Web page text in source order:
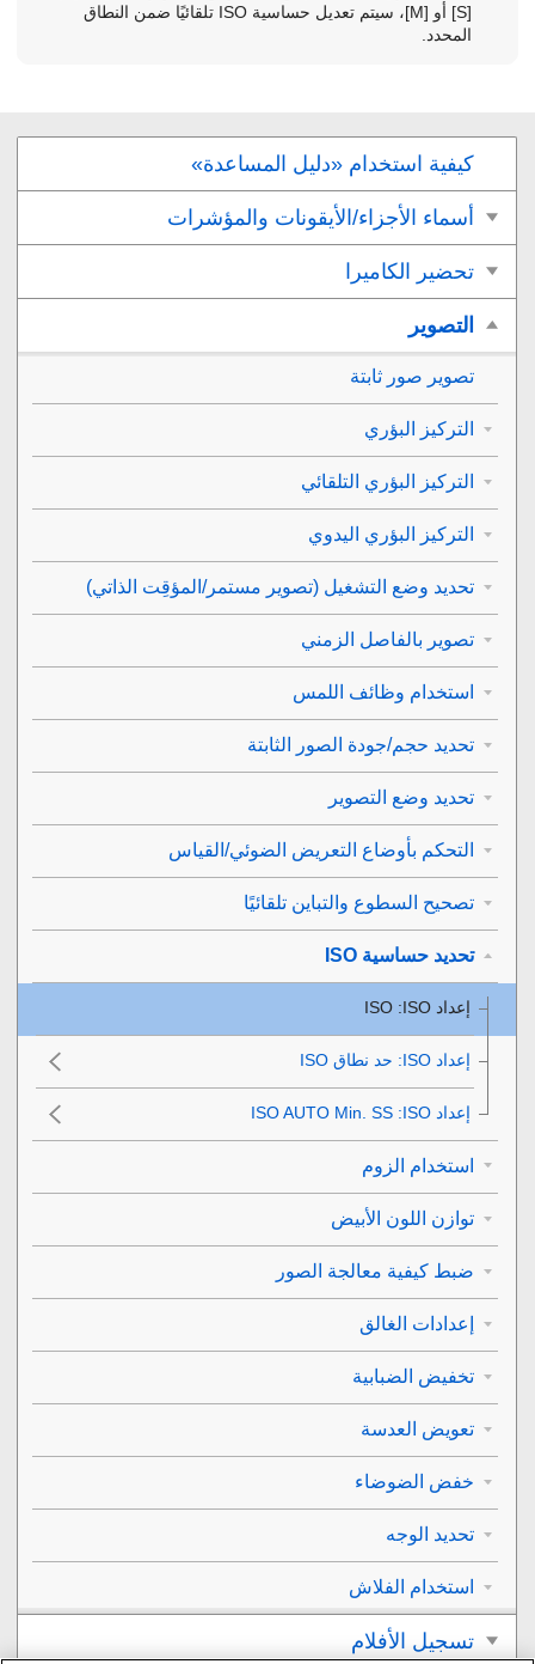
‏[S] أو [M]، سيتم تعديل حساسية ISO تلقائيًا ضمن النطاق
المحدد.
كيفية استخدام «دليل المساعدة»
أسماء الأجزاء/الأيقونات والمؤشرات
تحضير الكاميرا
التصوير
تصوير صور ثابتة
التركيز البؤري
التركيز البؤري التلقائي
التركيز البؤري اليدوي
تحديد وضع التشغيل (تصوير مستمر/المؤقِت الذاتي)
تصوير بالفاصل الزمني
استخدام وظائف اللمس
تحديد حجم/جودة الصور الثابتة
تحديد وضع التصوير
التحكم بأوضاع التعريض الضوئي/القياس
تصحيح السطوع والتباين تلقائيًا
تحديد حساسية ISO
إعداد ISO‎‏ :
إعداد ISO‎‏ : حد نطاق ISO‎‏
إعداد ISO‎‏ :
استخدام الزوم
توازن اللون الأبيض
ضبط كيفية معالجة الصور
إعدادات الغالق
تخفيض الضبابية
تعويض العدسة
خفض الضوضاء
تحديد الوجه
استخدام الفلاش
تسجيل الأفلام